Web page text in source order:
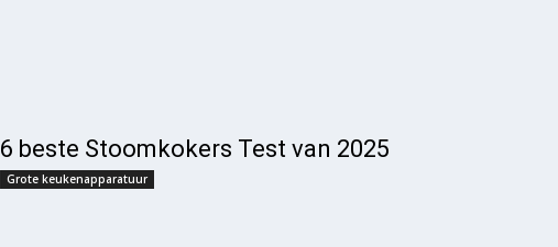
6 beste Stoomkokers Test van 2025
Grote keukenapparatuur